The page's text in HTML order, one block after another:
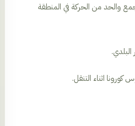
والحد من الحركة في المنطقة
اثناء التنقل.